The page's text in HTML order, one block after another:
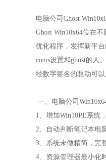
电脑公司Ghost
Ghost Win10x64位在
优化程序，发挥新平
coms设置和ghost的人
经数字签名的驱动可
一、电脑公司
1、增加Win10PE系统
2、自动判断笔记本电
3、系统未做精简，完
4、资源管理器最小化